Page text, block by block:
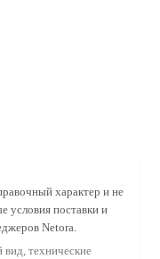
характер и не
условия поставки и
Netora.
технические